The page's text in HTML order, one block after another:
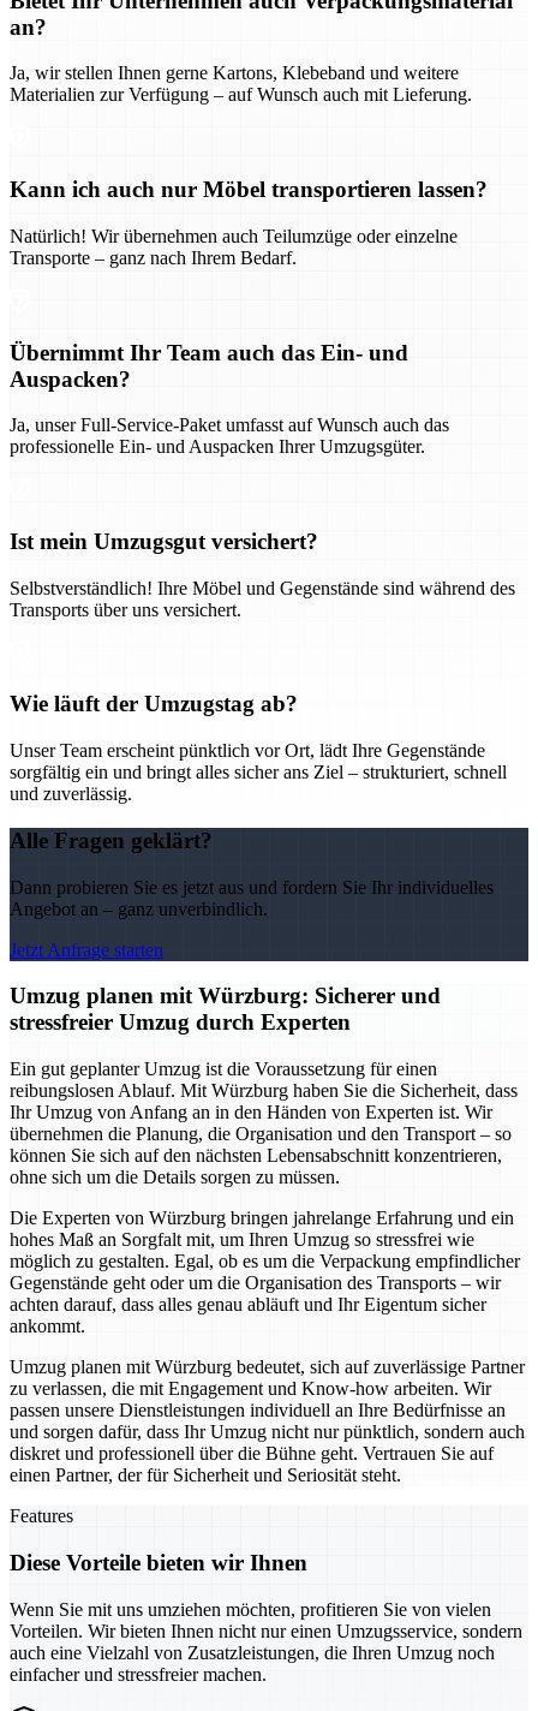
an?
Ja, wir stellen Ihnen gerne Kartons, Klebeband und weitere
Materialien zur Verfügung – auf Wunsch auch mit Lieferung.
Kann ich auch nur Möbel transportieren lassen?
Natürlich! Wir übernehmen auch Teilumzüge oder einzelne
Transporte – ganz nach Ihrem Bedarf.
Übernimmt Ihr Team auch das Ein- und
Auspacken?
Ja, unser Full-Service-Paket umfasst auf Wunsch auch das
professionelle Ein- und Auspacken Ihrer Umzugsgüter.
Ist mein Umzugsgut versichert?
Selbstverständlich! Ihre Möbel und Gegenstände sind während des
Transports über uns versichert.
Wie läuft der Umzugstag ab?
Unser Team erscheint pünktlich vor Ort, lädt Ihre Gegenstände
sorgfältig ein und bringt alles sicher ans Ziel – strukturiert, schnell
und zuverlässig.
Alle Fragen geklärt?
Dann probieren Sie es jetzt aus und fordern Sie Ihr individuelles
Angebot an – ganz unverbindlich.
Jetzt Anfrage starten
Umzug planen mit Würzburg: Sicherer und
stressfreier Umzug durch Experten
Ein gut geplanter Umzug ist die Voraussetzung für einen
reibungslosen Ablauf. Mit Würzburg haben Sie die Sicherheit, dass
Ihr Umzug von Anfang an in den Händen von Experten ist. Wir
übernehmen die Planung, die Organisation und den Transport – so
können Sie sich auf den nächsten Lebensabschnitt konzentrieren,
ohne sich um die Details sorgen zu müssen.
Die Experten von Würzburg bringen jahrelange Erfahrung und ein
hohes Maß an Sorgfalt mit, um Ihren Umzug so stressfrei wie
möglich zu gestalten. Egal, ob es um die Verpackung empfindlicher
Gegenstände geht oder um die Organisation des Transports – wir
achten darauf, dass alles genau abläuft und Ihr Eigentum sicher
ankommt.
Umzug planen mit Würzburg bedeutet, sich auf zuverlässige Partner
zu verlassen, die mit Engagement und Know-how arbeiten. Wir
passen unsere Dienstleistungen individuell an Ihre Bedürfnisse an
und sorgen dafür, dass Ihr Umzug nicht nur pünktlich, sondern auch
diskret und professionell über die Bühne geht. Vertrauen Sie auf
einen Partner, der für Sicherheit und Seriosität steht.
Features
Diese Vorteile bieten wir Ihnen
Wenn Sie mit uns umziehen möchten, profitieren Sie von vielen
Vorteilen. Wir bieten Ihnen nicht nur einen Umzugsservice, sondern
auch eine Vielzahl von Zusatzleistungen, die Ihren Umzug noch
einfacher und stressfreier machen.